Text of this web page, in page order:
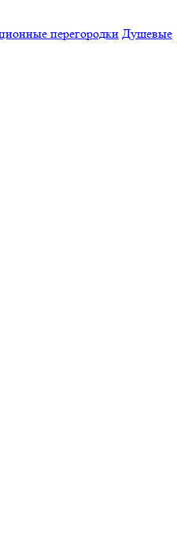
перегородки Душевые